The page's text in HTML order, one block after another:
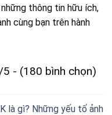
thông tin hữu ích,
cùng bạn trên hành
5 - (180 bình chọn)
là gì? Những yếu tố ảnh